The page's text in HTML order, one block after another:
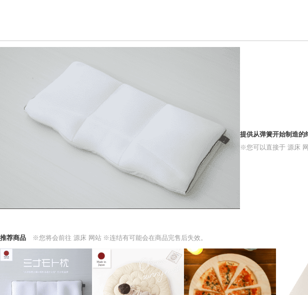
提供从弹簧开始制造的
※您可以直接于 源床
推荐商品 ※您将会前往 源床 网站 ※连结有可能会在商品完售后失效。